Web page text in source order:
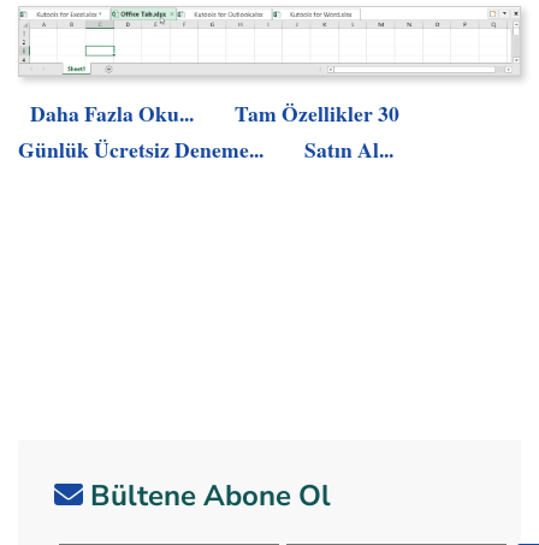
Daha Fazla Oku...
Tam Özellikler 30
Günlük Ücretsiz Deneme...
Satın Al...
Bültene Abone Ol